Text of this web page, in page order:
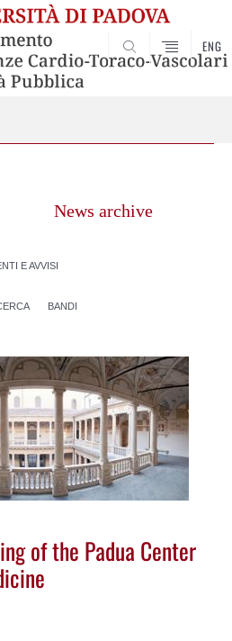
SEARCH
ENG
News archive
E AVVISI
BANDI
of the Padua Center